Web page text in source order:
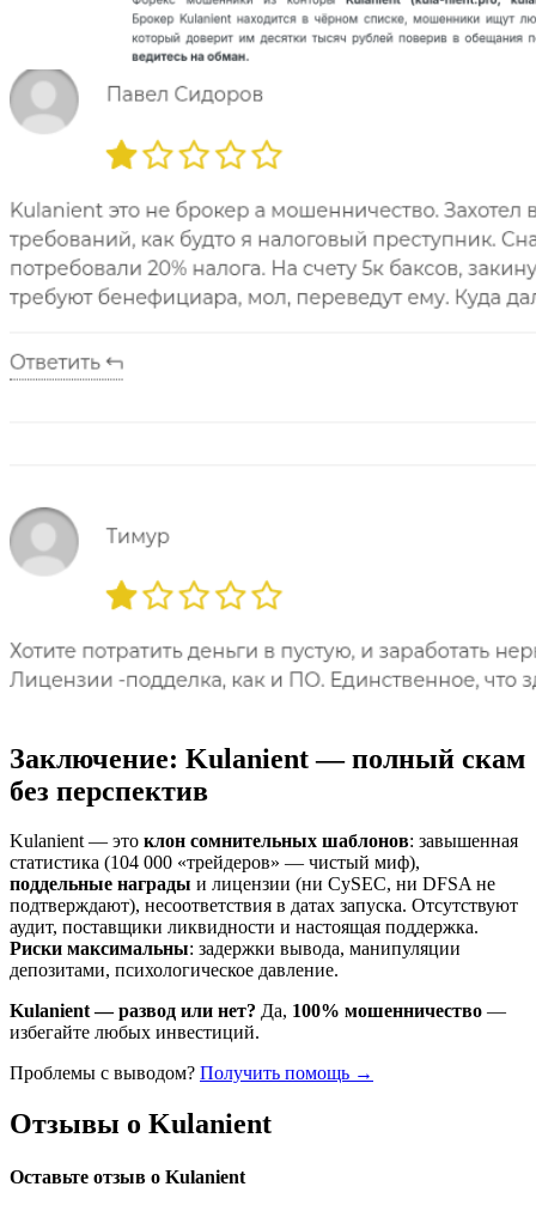
Заключение: Kulanient — полный скам
без перспектив
Kulanient — это клон сомнительных шаблонов: завышенная
статистика (104 000 «трейдеров» — чистый миф),
поддельные награды и лицензии (ни CySEC, ни DFSA не
подтверждают), несоответствия в датах запуска. Отсутствуют
аудит, поставщики ликвидности и настоящая поддержка.
Риски максимальны: задержки вывода, манипуляции
депозитами, психологическое давление.
Kulanient — развод или нет? Да, 100% мошенничество —
избегайте любых инвестиций.
Проблемы с выводом? Получить помощь →
Отзывы о Kulanient
Оставьте отзыв о Kulanient